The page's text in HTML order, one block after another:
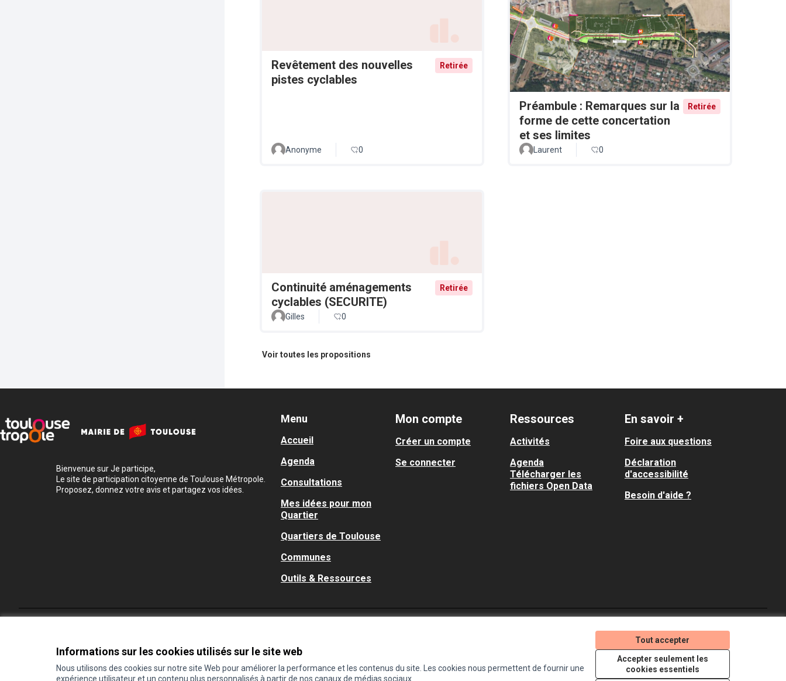
Informations sur les cookies utilisés sur le site web
Nous utilisons des cookies sur notre site Web pour améliorer la performance et les contenus du site. Les cookies nous permettent de fournir une
expérience utilisateur et un contenu plus personnalisés à partir de nos canaux de médias sociaux.
Tout accepter
Accepter seulement les
cookies essentiels
Revêtement des nouvelles
pistes cyclables
Retirée
Anonyme 0
Préambule : Remarques sur la
forme de cette concertation
et ses limites
Retirée
Laurent 0
Continuité aménagements
cyclables (SECURITE)
Retirée
Gilles 0
Voir toutes les propositions
Bienvenue sur Je participe,
Le site de participation citoyenne de Toulouse Métropole.
Proposez, donnez votre avis et partagez vos idées.
Menu
Accueil
Agenda
Consultations
Mes idées pour mon
Quartier
Quartiers de Toulouse
Communes
Outils & Ressources
Mon compte
Créer un compte
Se connecter
Ressources
Activités
Agenda
Télécharger les
fichiers Open Data
En savoir +
Foire aux questions
Déclaration
d'accessibilité
Besoin d'aide ?
(Lien externe)
(Lien externe)
(Lien externe)